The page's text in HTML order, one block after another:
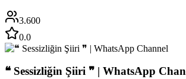
3.600
0.0
❝ Sessizliğin Şiiri ❞ | WhatsApp